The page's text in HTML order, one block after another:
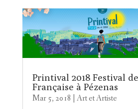
Printival 2018 Festival
Française à Pézenas
Mar 5, 2018
Art et Artiste